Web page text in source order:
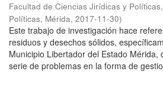
Facultad de Ciencias Jirídicas y
Políticas, Mérida, 2017-11-30)
Este trabajo de investigación hace
residuos y desechos sólidos,
Municipio Libertador del Estado Mérida,
serie de problemas en la forma de